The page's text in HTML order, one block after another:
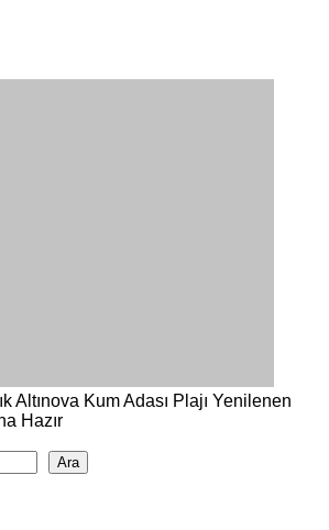
Altınova Kum Adası Plajı Yenilenen
Hazır
Ara